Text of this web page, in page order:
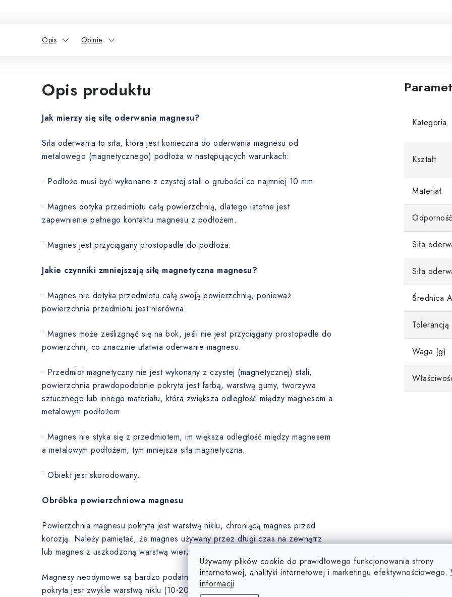
Używamy plików cookie do prawidłowego funkcjonowania strony
internetowej, analityki internetowej i marketingu efektywnościowego.
informacji
Opis Opinie
Opis produktu
Jak mierzy się siłę oderwania magnesu?
Siła oderwania to siła, która jest konieczna do oderwania magnesu od
metalowego (magnetycznego) podłoża w następujących warunkach:
• Podłoże musi być wykonane z czystej stali o grubości co najmniej 10 mm.
• Magnes dotyka przedmiotu całą powierzchnią, dlatego istotne jest
zapewnienie pełnego kontaktu magnesu z podłożem.
• Magnes jest przyciągany prostopadle do podłoża.
Jakie czynniki zmniejszają siłę magnetyczna magnesu?
• Magnes nie dotyka przedmiotu całą swoją powierzchnią, ponieważ
powierzchnia przedmiotu jest nierówna.
• Magnes może ześlizgnąć się na bok, jeśli nie jest przyciągany prostopadle do
powierzchni, co znacznie ułatwia oderwanie magnesu.
• Przedmiot magnetyczny nie jest wykonany z czystej (magnetycznej) stali,
powierzchnia prawdopodobnie pokryta jest farbą, warstwą gumy, tworzywa
sztucznego lub innego materiału, która zwiększa odległość między magnesem a
metalowym podłożem.
• Magnes nie styka się z przedmiotem, im większa odległość między magnesem
a metalowym podłożem, tym mniejsza siła magnetyczna.
• Obiekt jest skorodowany.
Obróbka powierzchniowa magnesu
Powierzchnia magnesu pokryta jest warstwą niklu, chroniącą magnes przed
korozją. Należy pamiętać, że magnes używany przez długi czas na zewnątrz
lub magnes z uszkodzoną warstwą wierzchnią zacznie się utleniać.
Magnesy neodymowe są bardzo podatne na korozję, dlatego ich powierzchnia
pokryta jest zwykle warstwą niklu (10-20 µm), cynku (5-10 µm), złota (5-10 µm),
Kategoria
Kształt
Materiał
Siła
Siła
Średnica
Waga (g)